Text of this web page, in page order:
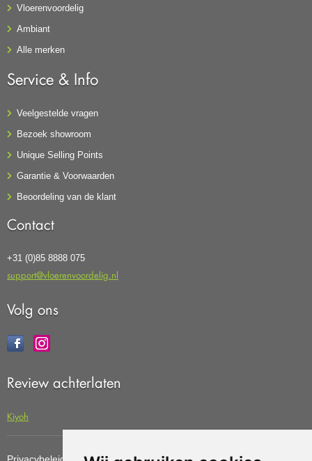
Vloerenvoordelig
Ambiant
Alle merken
Service & Info
Veelgestelde vragen
Bezoek showroom
Unique Selling Points
Garantie & Voorwaarden
Beoordeling van de klant
Contact
+31 (0)85 8888 075
support@vloerenvoordelig.nl
Volg ons
Review achterlaten
Kiyoh
Privacybeleid Cookiebeleid Update cookies preferences